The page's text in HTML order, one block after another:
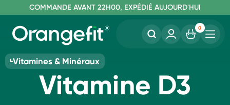
SANS LACTOSE ET SUCRALOSE
COMMANDE AVANT 22H00, EXPÉDIÉ AUJOURD'HUI
LIVRAISON GRATUITE À PARTIR DE 40€
0
Vitamines & Minéraux
Vitamine D3